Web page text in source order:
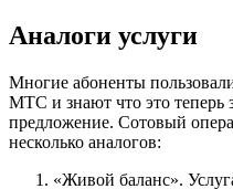
Аналоги услуги
Многие абоненты
МТС и знают что это теперь
предложение. Сотовый
несколько аналогов:
«Живой баланс».